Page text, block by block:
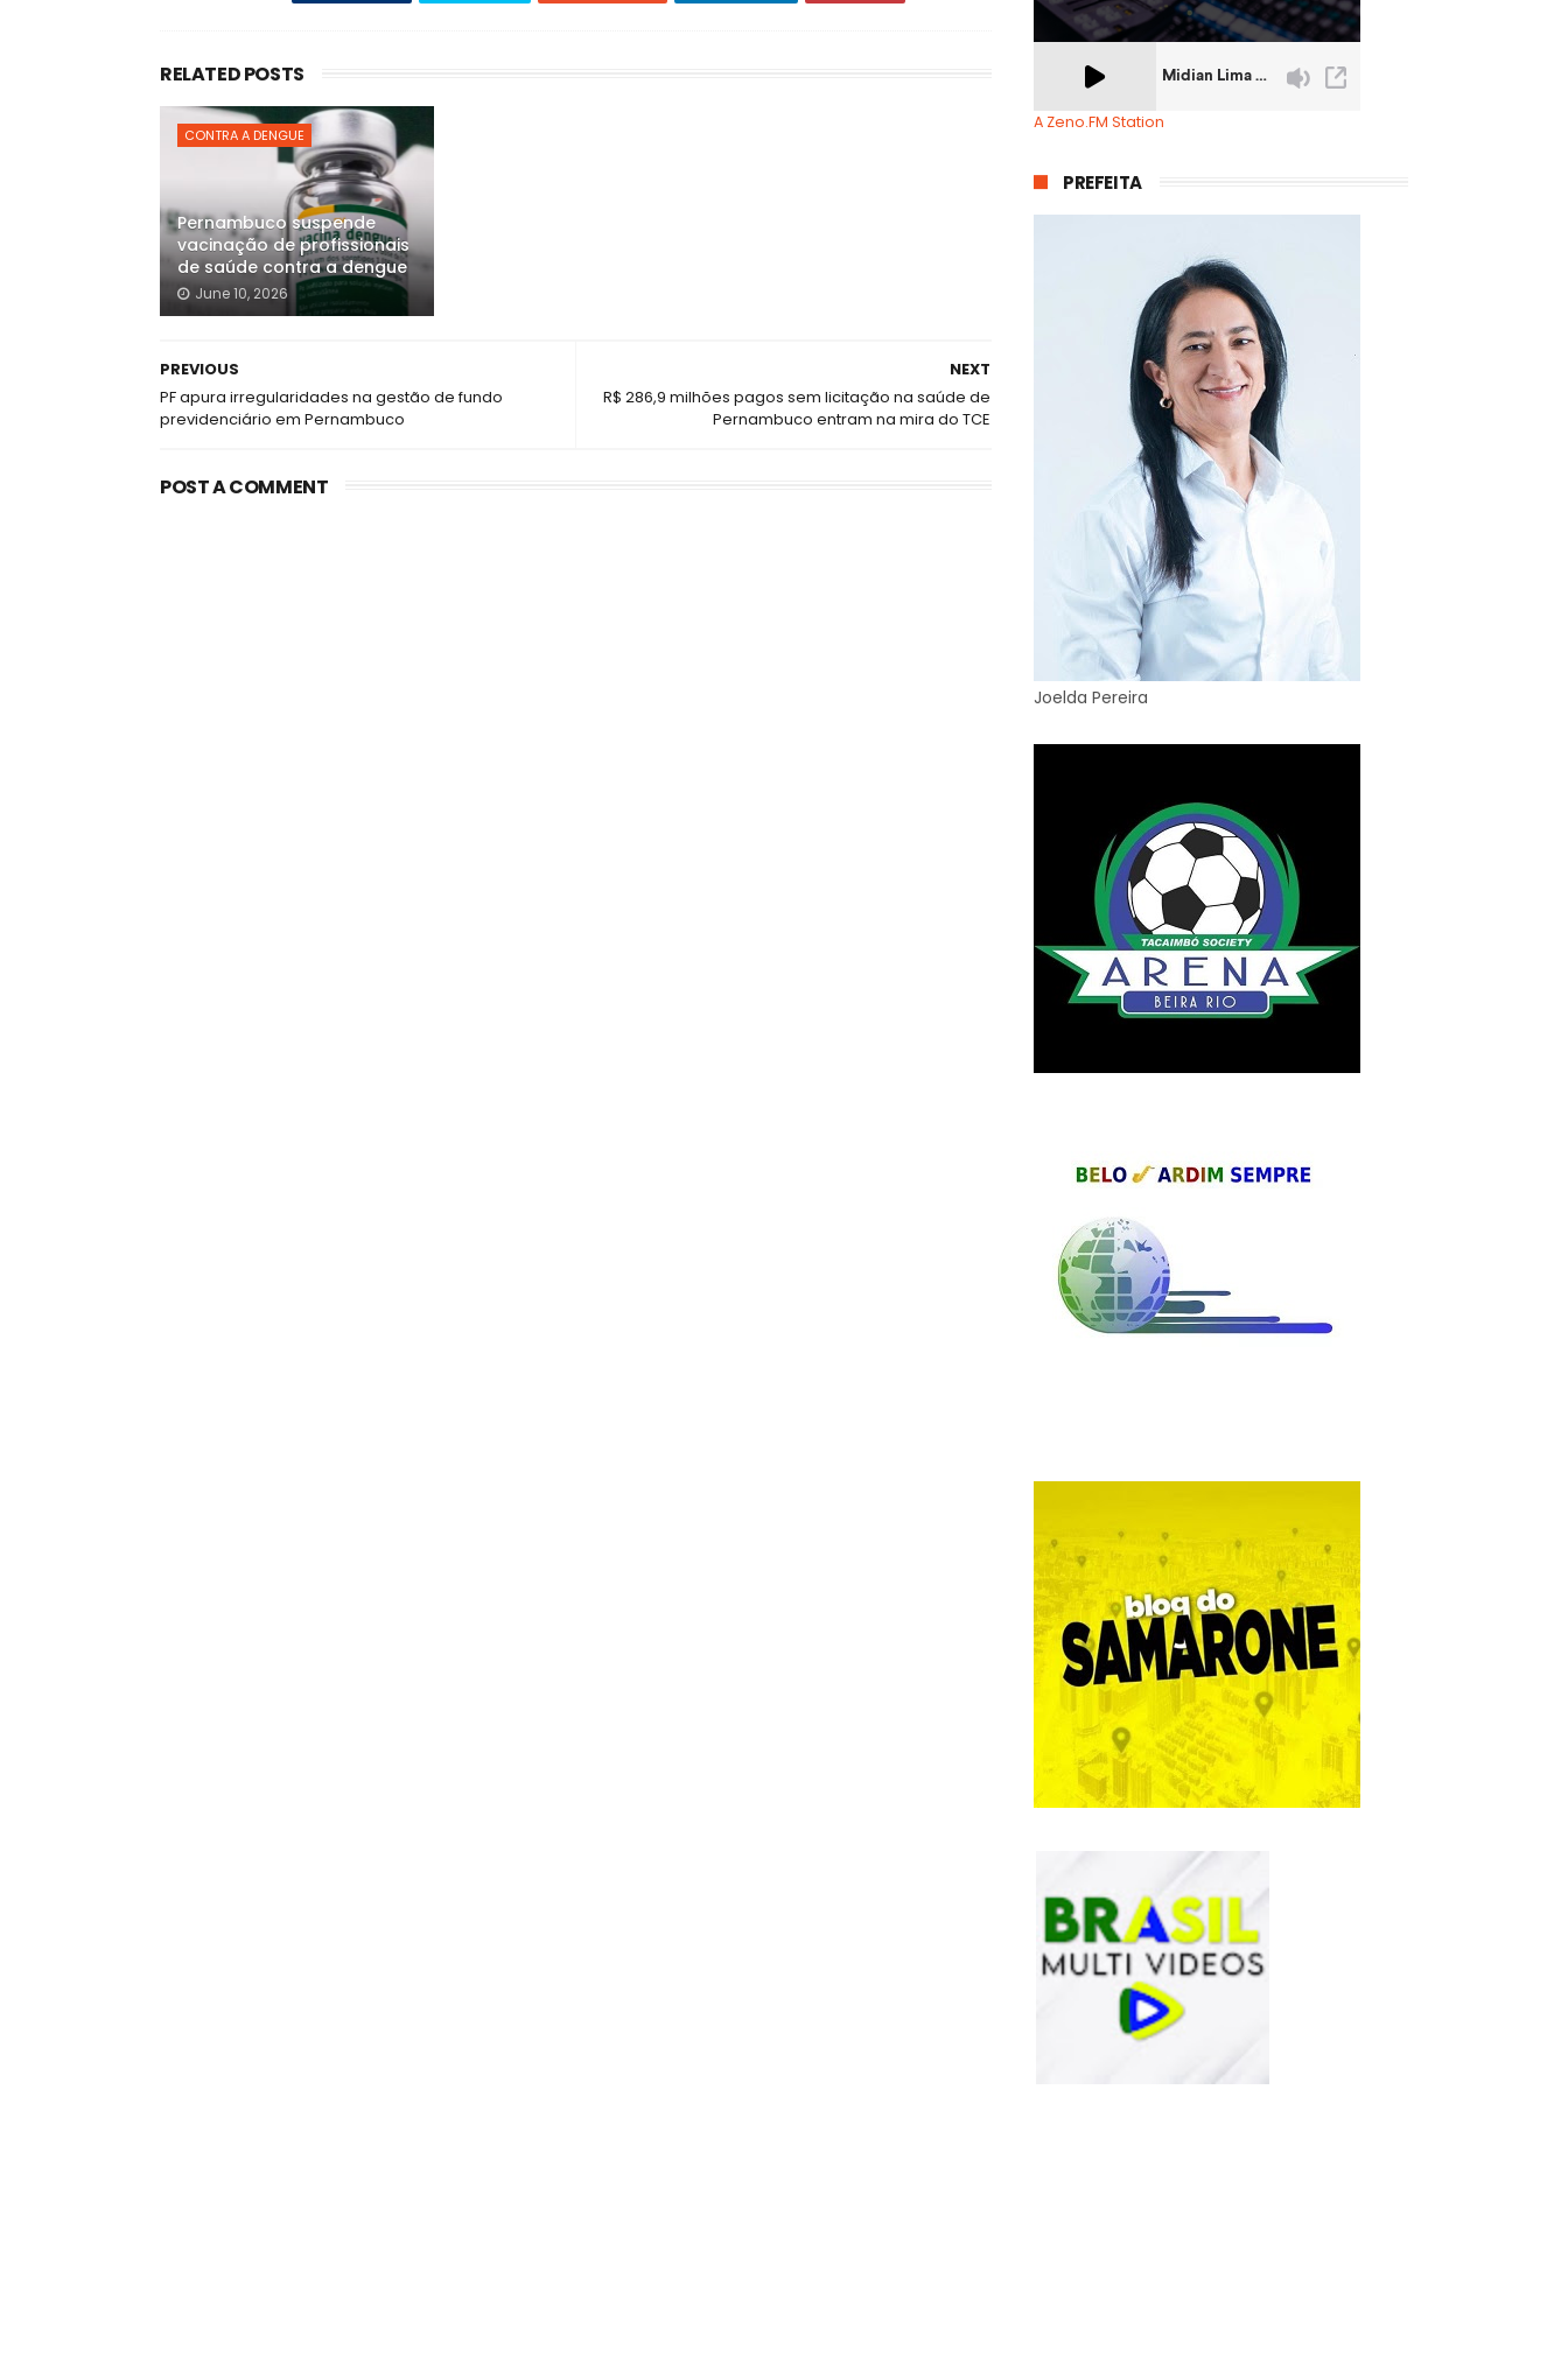
RELATED POSTS
CONTRA A DENGUE
Pernambuco suspende
vacinação de profissionais
de saúde contra a dengue
June 10, 2026
NEXT
R$ 286,9 milhões pagos sem licitação na saúde de
Pernambuco entram na mira do TCE
PREVIOUS
PF apura irregularidades na gestão de fundo
previdenciário em Pernambuco
POST A COMMENT
A Zeno.FM Station
PREFEITA
Joelda Pereira